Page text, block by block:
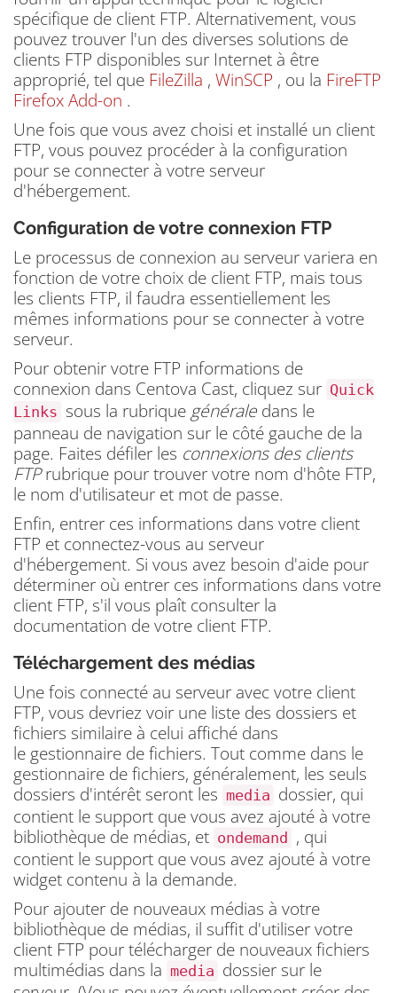
spécifique de client FTP. Alternativement, vous
pouvez trouver l'un des diverses solutions de
clients FTP disponibles sur Internet à être
approprié, tel que FileZilla , WinSCP , ou la FireFTP
Firefox Add-on .
Une fois que vous avez choisi et installé un client
FTP, vous pouvez procéder à la configuration
pour se connecter à votre serveur
d'hébergement.
Configuration de votre connexion FTP
Le processus de connexion au serveur variera en
fonction de votre choix de client FTP, mais tous
les clients FTP, il faudra essentiellement les
mêmes informations pour se connecter à votre
serveur.
Pour obtenir votre FTP informations de
connexion dans Centova Cast, cliquez sur Quick
Links sous la rubrique générale dans le
panneau de navigation sur le côté gauche de la
page. Faites défiler les connexions des clients
FTPrubrique pour trouver votre nom d'hôte FTP,
le nom d'utilisateur et mot de passe.
Enfin, entrer ces informations dans votre client
FTP et connectez-vous au serveur
d'hébergement. Si vous avez besoin d'aide pour
déterminer où entrer ces informations dans votre
client FTP, s'il vous plaît consulter la
documentation de votre client FTP.
Téléchargement des médias
Une fois connecté au serveur avec votre client
FTP, vous devriez voir une liste des dossiers et
fichiers similaire à celui affiché dans
le gestionnaire de fichiers. Tout comme dans le
gestionnaire de fichiers, généralement, les seuls
dossiers d'intérêt seront les media dossier, qui
contient le support que vous avez ajouté à votre
bibliothèque de médias, et ondemand , qui
contient le support que vous avez ajouté à votre
widget contenu à la demande.
Pour ajouter de nouveaux médias à votre
bibliothèque de médias, il suffit d'utiliser votre
client FTP pour télécharger de nouveaux fichiers
multimédias dans la media dossier sur le